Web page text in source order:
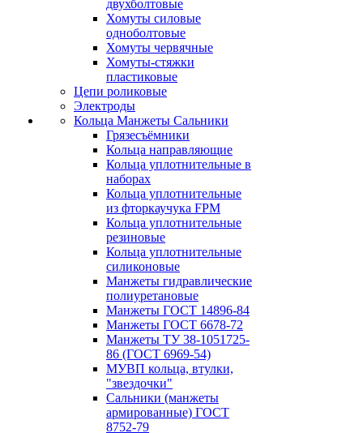
двухболтовые
Хомуты силовые
одноболтовые
Хомуты червячные
Хомуты-стяжки
пластиковые
Цепи роликовые
Электроды
Кольца Манжеты Сальники
Грязесъёмники
Кольца направляющие
Кольца уплотнительные в
наборах
Кольца уплотнительные
из фторкаучука FPM
Кольца уплотнительные
резиновые
Кольца уплотнительные
силиконовые
Манжеты гидравлические
полиуретановые
Манжеты ГОСТ 14896-84
Манжеты ГОСТ 6678-72
Манжеты ТУ 38-1051725-
86 (ГОСТ 6969-54)
МУВП кольца, втулки,
"звездочки"
Сальники (манжеты
армированные) ГОСТ
8752-79